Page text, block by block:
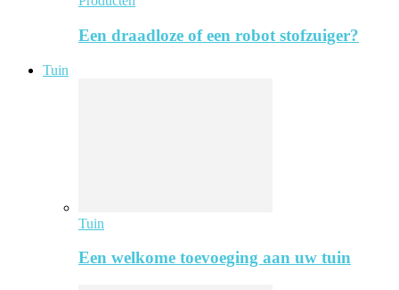
Een draadloze of een robot stofzuiger?
Tuin
Tuin
Een welkome toevoeging aan uw tuin